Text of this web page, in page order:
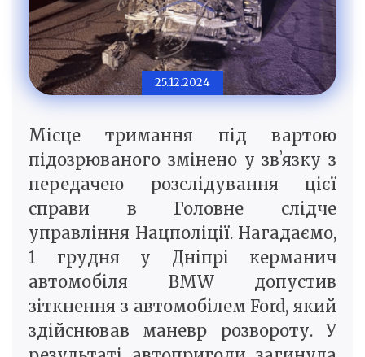
25.12.2024
Місце тримання під вартою
підозрюваного змінено у звʼязку з
передачею розслідування цієї
справи в Головне слідче
управління Нацполіції. Нагадаємо,
1 грудня у Дніпрі керманич
автомобіля BMW допустив
зіткнення з автомобілем Ford, який
здійснював маневр розвороту. У